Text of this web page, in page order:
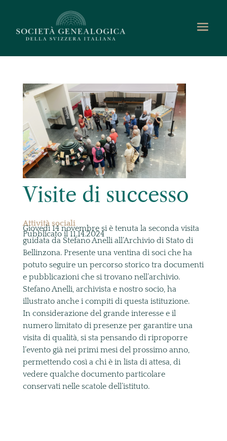
Visite di successo
Attività sociali
Pubblicato il 11.14.2024
Giovedì 14 novembre si è tenuta la seconda visita
guidata da Stefano Anelli all’Archivio di Stato di
Bellinzona. Presente una ventina di soci che ha
potuto seguire un percorso storico tra documenti
e pubblicazioni che si trovano nell’archivio.
Stefano Anelli, archivista e nostro socio, ha
illustrato anche i compiti di questa istituzione.
In considerazione del grande interesse e il
numero limitato di presenze per garantire una
visita di qualità, si sta pensando di riproporre
l’evento già nei primi mesi del prossimo anno,
permettendo così a chi è in lista di attesa, di
vedere qualche documento particolare
conservati nelle scatole dell’istituto.